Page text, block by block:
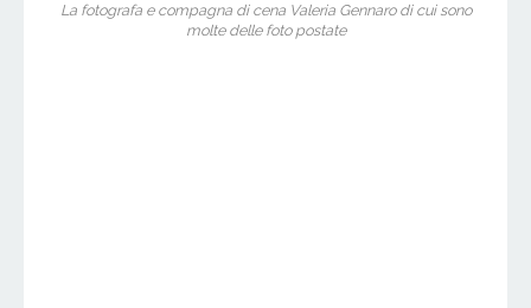
La fotografa e compagna di cena Valeria Gennaro di cui sono
molte delle foto postate